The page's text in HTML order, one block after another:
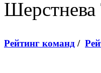
Рейтинг команд /